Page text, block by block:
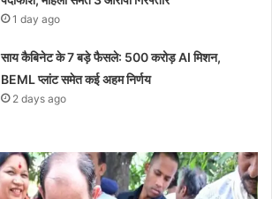
1 day ago
साय कैबिनेट के 7 बड़े फैसले: 500 करोड़ AI मिशन,
BEML प्लांट समेत कई अहम निर्णय
2 days ago